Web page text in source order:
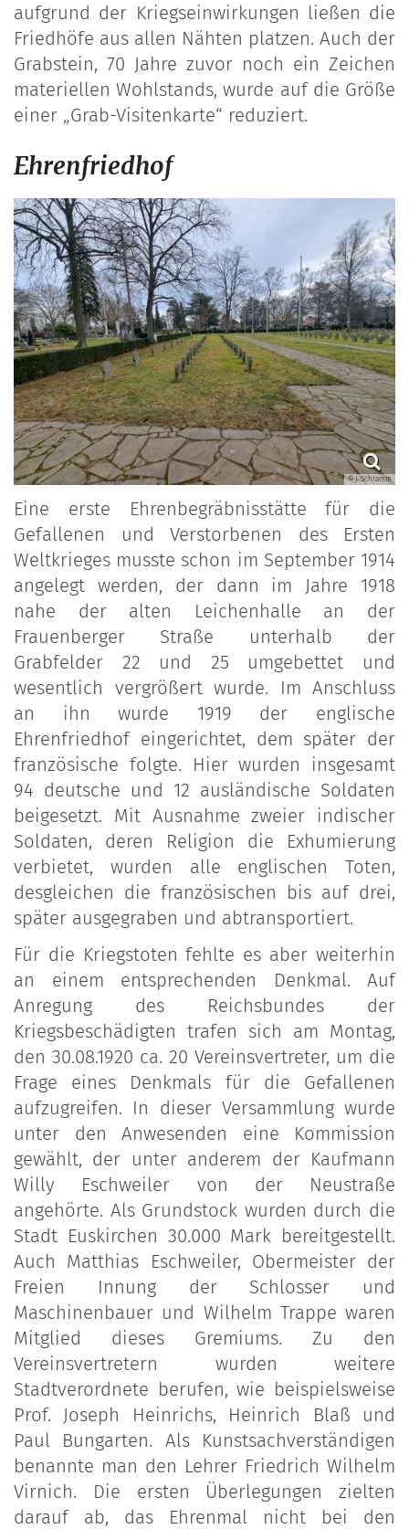
aufgrund der Kriegseinwirkungen ließen die
Friedhöfe aus allen Nähten platzen. Auch der
Grabstein, 70 Jahre zuvor noch ein Zeichen
materiellen Wohlstands, wurde auf die Größe
einer „Grab-Visitenkarte“ reduziert.
Ehrenfriedhof
© J. Schramm
Eine erste Ehrenbegräbnisstätte für die
Gefallenen und Verstorbenen des Ersten
Weltkrieges musste schon im September 1914
angelegt werden, der dann im Jahre 1918
nahe der alten Leichenhalle an der
Frauenberger Straße unterhalb der
Grabfelder 22 und 25 umgebettet und
wesentlich vergrößert wurde. Im Anschluss
an ihn wurde 1919 der englische
Ehrenfriedhof eingerichtet, dem später der
französische folgte. Hier wurden insgesamt
94 deutsche und 12 ausländische Soldaten
beigesetzt. Mit Ausnahme zweier indischer
Soldaten, deren Religion die Exhumierung
verbietet, wurden alle englischen Toten,
desgleichen die französischen bis auf drei,
später ausgegraben und abtransportiert.
Für die Kriegstoten fehlte es aber weiterhin
an einem entsprechenden Denkmal. Auf
Anregung des Reichsbundes der
Kriegsbeschädigten trafen sich am Montag,
den 30.08.1920 ca. 20 Vereinsvertreter, um die
Frage eines Denkmals für die Gefallenen
aufzugreifen. In dieser Versammlung wurde
unter den Anwesenden eine Kommission
gewählt, der unter anderem der Kaufmann
Willy Eschweiler von der Neustraße
angehörte. Als Grundstock wurden durch die
Stadt Euskirchen 30.000 Mark bereitgestellt.
Auch Matthias Eschweiler, Obermeister der
Freien Innung der Schlosser und
Maschinenbauer und Wilhelm Trappe waren
Mitglied dieses Gremiums. Zu den
Vereinsvertretern wurden weitere
Stadtverordnete berufen, wie beispielsweise
Prof. Joseph Heinrichs, Heinrich Blaß und
Paul Bungarten. Als Kunstsachverständigen
benannte man den Lehrer Friedrich Wilhelm
Virnich. Die ersten Überlegungen zielten
darauf ab, das Ehrenmal nicht bei den